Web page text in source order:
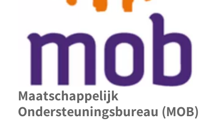
Maatschappelijk
Ondersteuningsbureau (MOB)